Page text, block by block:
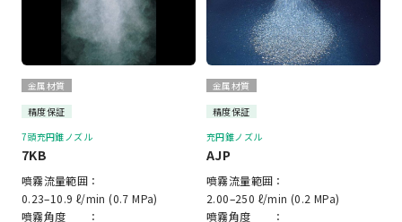
金属材質
精度保証
7頭充円錐ノズル
7KB
噴霧流量範囲：
0.23–10.9 ℓ/min (0.7 MPa)
噴霧角度 ：
金属材質
精度保証
充円錐ノズル
AJP
噴霧流量範囲：
2.00–250 ℓ/min (0.2 MPa)
噴霧角度 ：